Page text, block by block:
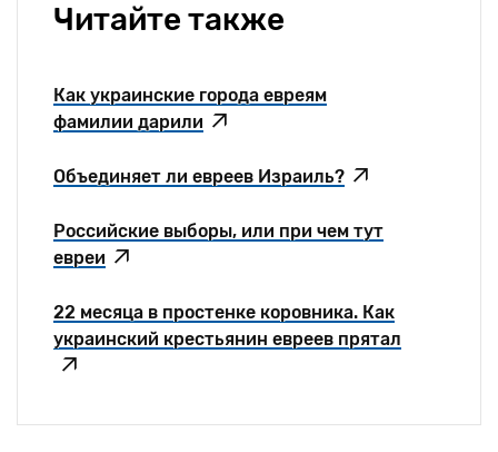
Читайте также
Как украинские города евреям
фамилии дарили
Объединяет ли евреев Израиль?
Российские выборы, или при чем тут
евреи
22 месяца в простенке коровника. Как
украинский крестьянин евреев прятал